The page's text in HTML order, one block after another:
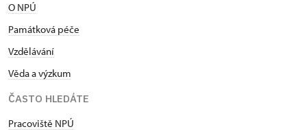
O NPÚ
Památková péče
Vzdělávání
Věda a výzkum
ČASTO HLEDÁTE
Pracoviště NPÚ